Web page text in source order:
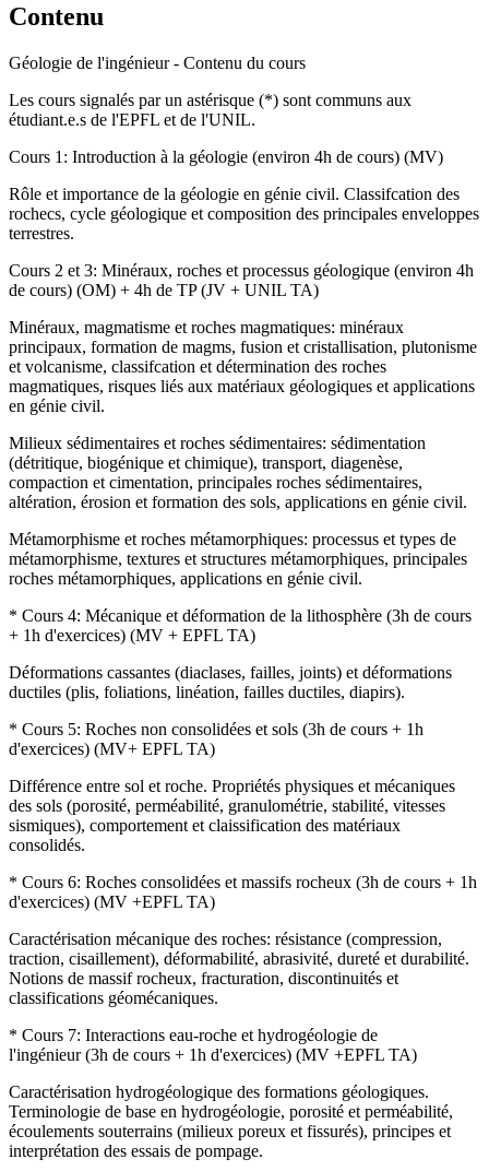
Contenu
Géologie de l'ingénieur - Contenu du cours
Les cours signalés par un astérisque (*) sont communs aux
étudiant.e.s de l'EPFL et de l'UNIL.
Cours 1: Introduction à la géologie (environ 4h de cours) (MV)
Rôle et importance de la géologie en génie civil. Classifcation des
rochecs, cycle géologique et composition des principales enveloppes
terrestres.
Cours 2 et 3: Minéraux, roches et processus géologique (environ 4h
de cours) (OM) + 4h de TP (JV + UNIL TA)
Minéraux, magmatisme et roches magmatiques: minéraux
principaux, formation de magms, fusion et cristallisation, plutonisme
et volcanisme, classifcation et détermination des roches
magmatiques, risques liés aux matériaux géologiques et applications
en génie civil.
Milieux sédimentaires et roches sédimentaires: sédimentation
(détritique, biogénique et chimique), transport, diagenèse,
compaction et cimentation, principales roches sédimentaires,
altération, érosion et formation des sols, applications en génie civil.
Métamorphisme et roches métamorphiques: processus et types de
métamorphisme, textures et structures métamorphiques, principales
roches métamorphiques, applications en génie civil.
* Cours 4: Mécanique et déformation de la lithosphère (3h de cours
+ 1h d'exercices) (MV + EPFL TA)
Déformations cassantes (diaclases, failles, joints) et déformations
ductiles (plis, foliations, linéation, failles ductiles, diapirs).
* Cours 5: Roches non consolidées et sols (3h de cours + 1h
d'exercices) (MV+ EPFL TA)
Différence entre sol et roche. Propriétés physiques et mécaniques
des sols (porosité, perméabilité, granulométrie, stabilité, vitesses
sismiques), comportement et claissification des matériaux
consolidés.
* Cours 6: Roches consolidées et massifs rocheux (3h de cours + 1h
d'exercices) (MV +EPFL TA)
Caractérisation mécanique des roches: résistance (compression,
traction, cisaillement), déformabilité, abrasivité, dureté et durabilité.
Notions de massif rocheux, fracturation, discontinuités et
classifications géomécaniques.
* Cours 7: Interactions eau-roche et hydrogéologie de
l'ingénieur (3h de cours + 1h d'exercices) (MV +EPFL TA)
Caractérisation hydrogéologique des formations géologiques.
Terminologie de base en hydrogéologie, porosité et perméabilité,
écoulements souterrains (milieux poreux et fissurés), principes et
interprétation des essais de pompage.